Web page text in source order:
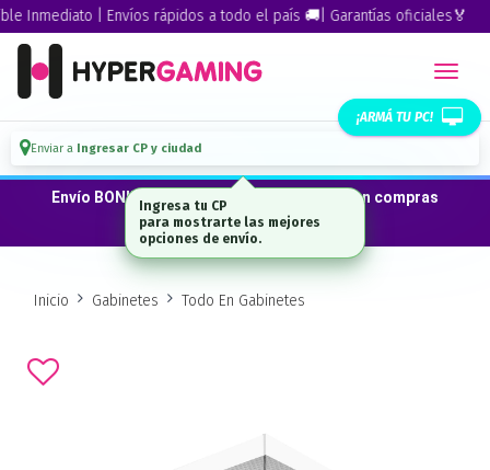
| Envíos rápidos a todo el país 🚚| Garantías oficiales🏅
¡ARMÁ TU PC!
Enviar a Ingresar CP y ciudad
Envío BONIFICADO a CABA · GBA ·La Plata en compras
desde $300.000*
Inicio Gabinetes Todo En Gabinetes
Ingresa tu CP
para mostrarte las mejores
opciones de envío.